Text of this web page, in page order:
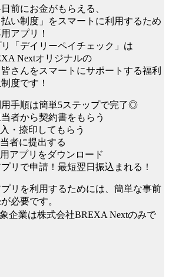
前にお金がもらえる、
払い制度」をスマートに利用するため
アプリ！
「デイリーペイチェック」は
Nextオリジナルの
さんをスマートにサポートする福利
度です！
手順は簡単5ステップで完了◎
者から契約書をもらう
・捺印してもらう
者に提出する
アプリをダウンロード
リで申請！最短翌日振込まれる！
リを利用するためには、簡単な事前
必要です。
企業は株式会社BREXA Nextのみで